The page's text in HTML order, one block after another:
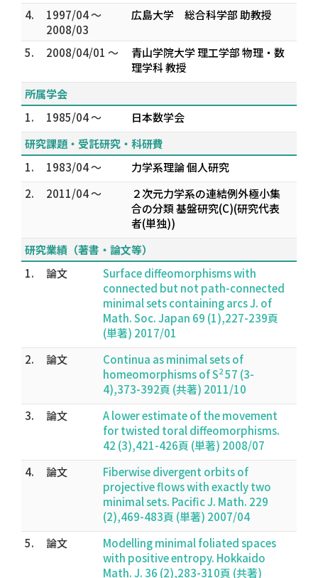
4.
1997/04 ～
2008/03
広島大学 総合科学部 助教授
5. 2008/04/01 ～
青山学院大学 理工学部 物理・数
理学科 教授
所属学会
1.
1985/04 ～
日本数学会
研究課題・受託研究・科研費
1.
1983/04 ～
力学系理論 個人研究
2.
2011/04 ～
２次元力学系の連結例外極小集
合の分類 基盤研究(C)(研究代表
者(単独))
研究業績（著書・論文等）
1.
論文
Surface diffeomorphisms with
connected but not path-connected
minimal sets containing arcs J. of
Math. Soc. Japan 69 (1),227-239頁
(単著) 2017/01
2.
論文
Continua as minimal sets of
homeomorphisms of S257 (3-
4),373-392頁 (共著) 2011/10
3.
論文
A lower estimate of the movement
for twisted toral diffeomorphisms.
42 (3),421-426頁 (単著) 2008/07
4.
論文
Fiberwise divergent orbits of
projective flows with exactly two
minimal sets. Pacific J. Math. 229
(2),469-483頁 (単著) 2007/04
5.
論文
Modelling minimal foliated spaces
with positive entropy. Hokkaido
Math. J. 36 (2),283-310頁 (共著)